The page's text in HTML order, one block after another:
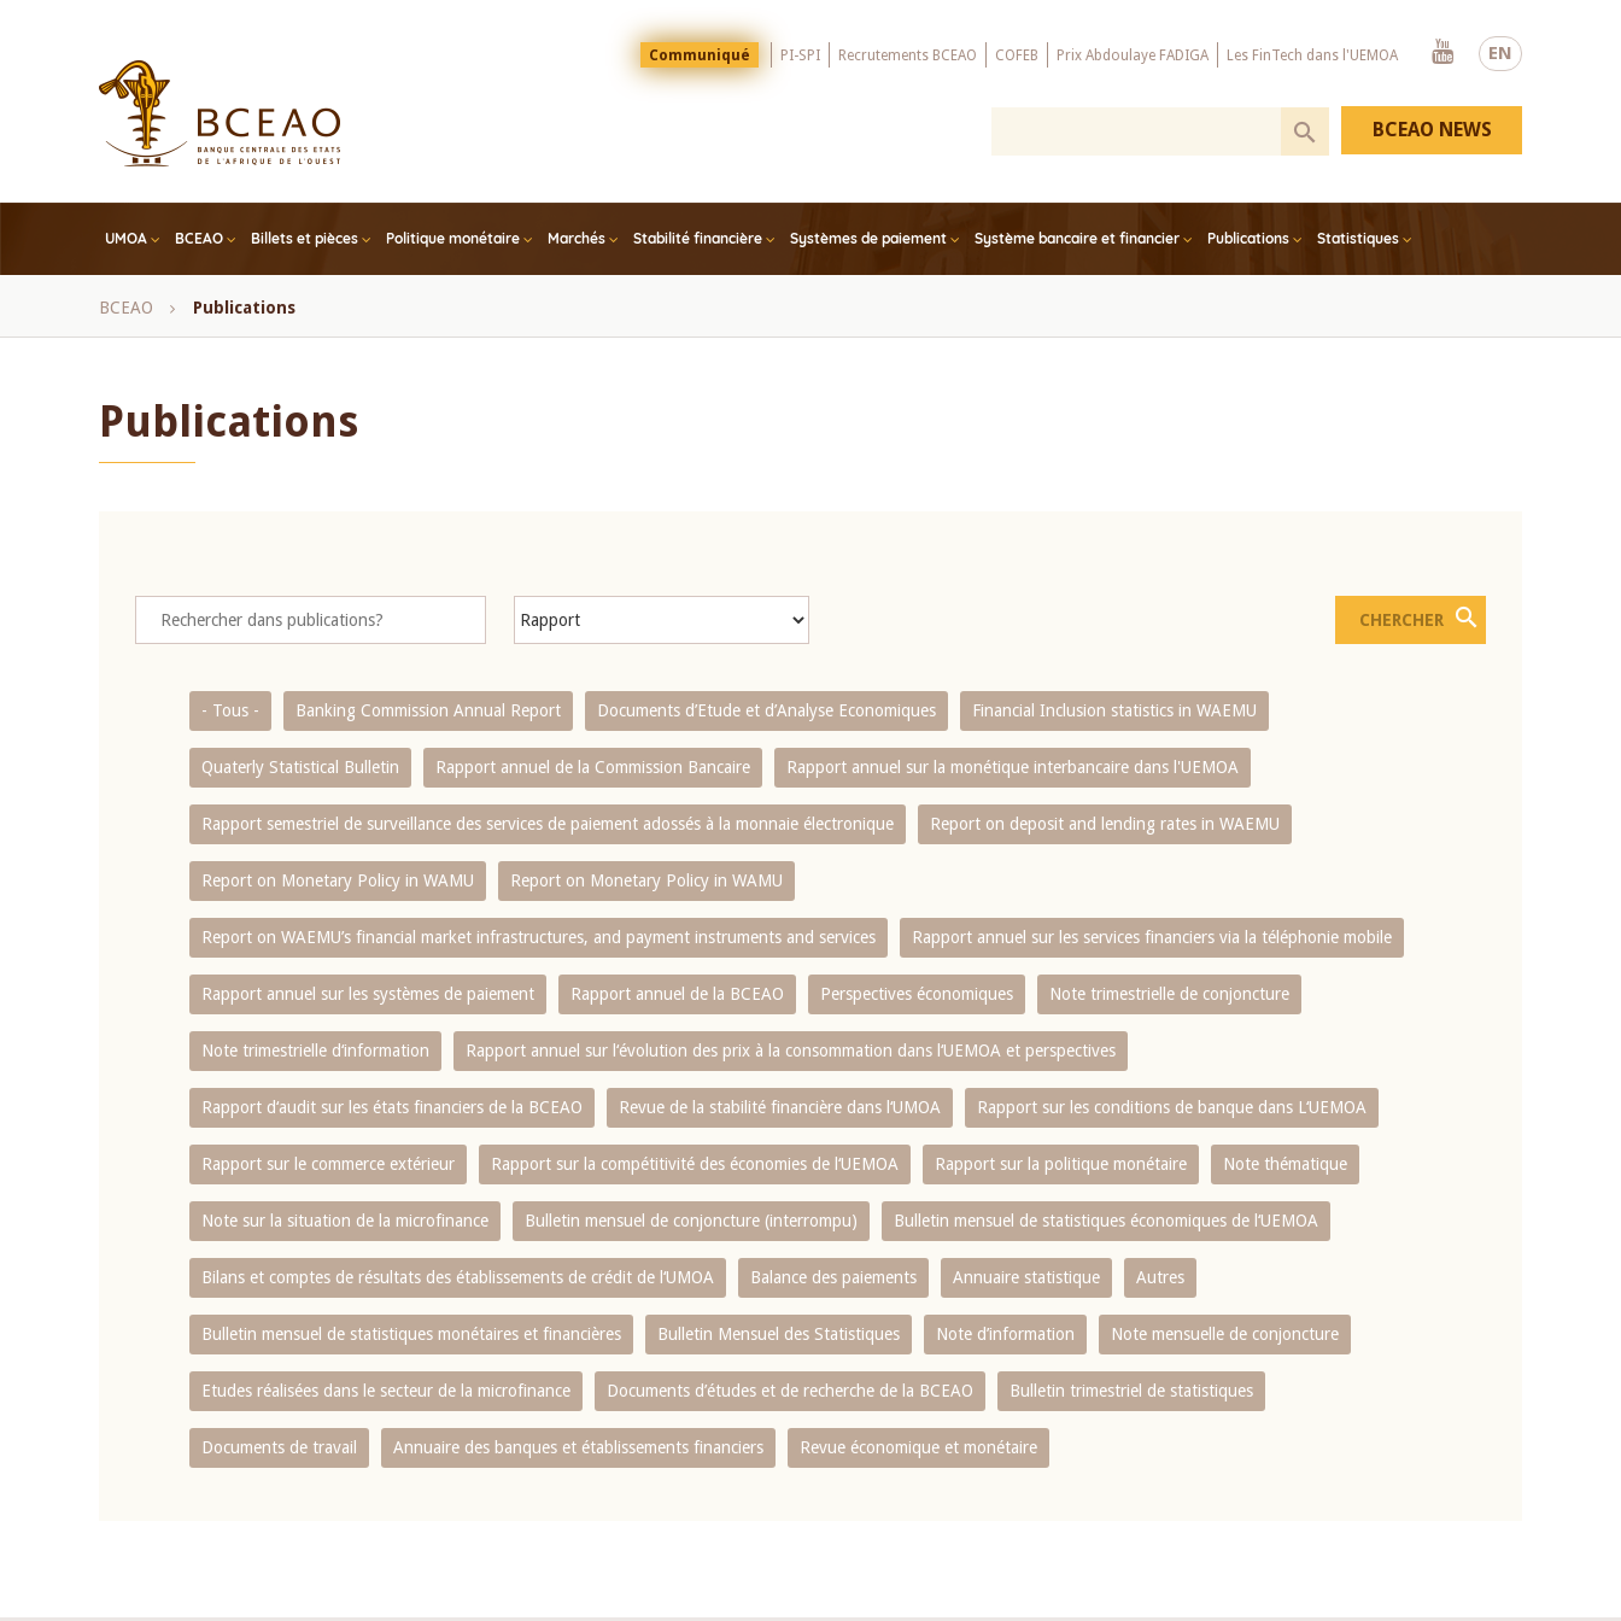
EN
Menu
Top
Communiqué PI-SPI Recrutements BCEAO COFEB Prix Abdoulaye FADIGA Les FinTech dans l'UEMOA
Youtube
UMOA BCEAO Billets et pièces Politique monétaire Marchés Stabilité financière Systèmes de paiement Système bancaire et financier Publications Statistiques
BCEAO NEWS
Fil
BCEAO Publications
Publications
- Tous - Banking Commission Annual Report Documents d’Etude et d’Analyse Economiques Financial Inclusion statistics in WAEMU
Quaterly Statistical Bulletin Rapport annuel de la Commission Bancaire Rapport annuel sur la monétique interbancaire dans l'UEMOA
Rapport semestriel de surveillance des services de paiement adossés à la monnaie électronique Report on deposit and lending rates in WAEMU
Report on Monetary Policy in WAMU Report on Monetary Policy in WAMU
Report on WAEMU’s financial market infrastructures, and payment instruments and services Rapport annuel sur les services financiers via la téléphonie mobile
Rapport annuel sur les systèmes de paiement Rapport annuel de la BCEAO Perspectives économiques Note trimestrielle de conjoncture
Note trimestrielle d‘information Rapport annuel sur l‘évolution des prix à la consommation dans l‘UEMOA et perspectives
Rapport d‘audit sur les états financiers de la BCEAO Revue de la stabilité financière dans l‘UMOA Rapport sur les conditions de banque dans L‘UEMOA
Rapport sur le commerce extérieur Rapport sur la compétitivité des économies de l‘UEMOA Rapport sur la politique monétaire Note thématique
Note sur la situation de la microfinance Bulletin mensuel de conjoncture (interrompu) Bulletin mensuel de statistiques économiques de l‘UEMOA
Bilans et comptes de résultats des établissements de crédit de l‘UMOA Balance des paiements Annuaire statistique Autres
Bulletin mensuel de statistiques monétaires et financières Bulletin Mensuel des Statistiques Note d’information Note mensuelle de conjoncture
Etudes réalisées dans le secteur de la microfinance Documents d’études et de recherche de la BCEAO Bulletin trimestriel de statistiques
Documents de travail Annuaire des banques et établissements financiers Revue économique et monétaire